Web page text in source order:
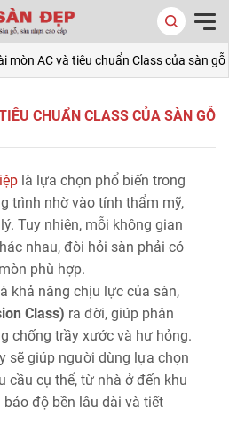
mòn AC và tiêu chuẩn Class của sàn gỗ
CHUẨN CLASS CỦA SÀN GỖ
là lựa chọn phổ biến trong
trình nhờ vào tính thẩm mỹ,
Tuy nhiên, mỗi không gian
nhau, đòi hỏi sàn phải có
phù hợp.
khả năng chịu lực của sàn,
Class) ra đời, giúp phân
chống trầy xước và hư hỏng.
sẽ giúp người dùng lựa chọn
cầu cụ thể, từ nhà ở đến khu
độ bền lâu dài và tiết